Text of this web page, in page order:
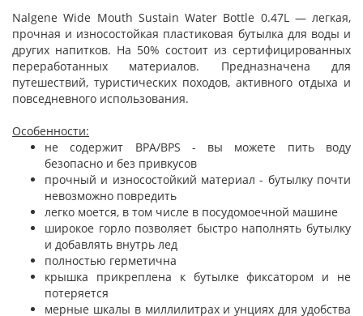
Nalgene Wide Mouth Sustain Water Bottle 0.47L — легкая,
прочная и износостойкая пластиковая бутылка для воды и
других напитков. На 50% состоит из сертифицированных
переработанных материалов. Предназначена для
путешествий, туристических походов, активного отдыха и
повседневного использования.
Особенности:
не содержит BPA/BPS - вы можете пить воду
безопасно и без привкусов
прочный и износостойкий материал - бутылку почти
невозможно повредить
легко моется, в том числе в посудомоечной машине
широкое горло позволяет быстро наполнять бутылку
и добавлять внутрь лед
полностью герметична
крышка прикреплена к бутылке фиксатором и не
потеряется
мерные шкалы в миллилитрах и унциях для удобства